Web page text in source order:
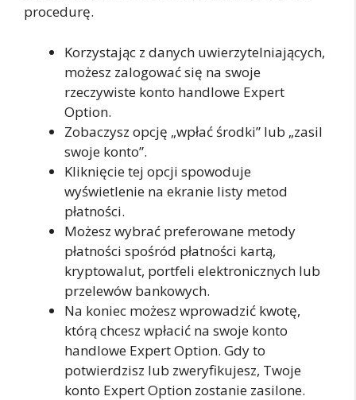
procedurę.
Korzystając z danych uwierzytelniających,
możesz zalogować się na swoje
rzeczywiste konto handlowe Expert
Option.
Zobaczysz opcję „wpłać środki” lub „zasil
swoje konto”.
Kliknięcie tej opcji spowoduje
wyświetlenie na ekranie listy metod
płatności.
Możesz wybrać preferowane metody
płatności spośród płatności kartą,
kryptowalut, portfeli elektronicznych lub
przelewów bankowych.
Na koniec możesz wprowadzić kwotę,
którą chcesz wpłacić na swoje konto
handlowe Expert Option. Gdy to
potwierdzisz lub zweryfikujesz, Twoje
konto Expert Option zostanie zasilone.